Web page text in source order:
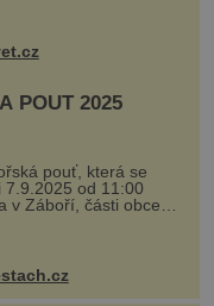
POUŤ 2025
pouť, která se
7.9.2025 od 11:00
v Záboří, části obce
V programu naleznete
prohlídku kostela,